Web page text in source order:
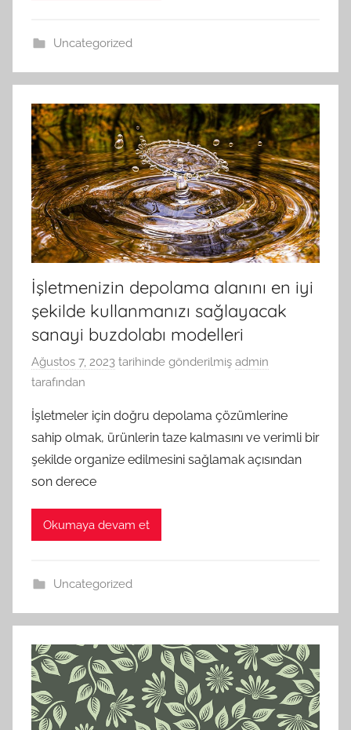
Uncategorized
İşletmenizin depolama alanını en iyi
şekilde kullanmanızı sağlayacak
sanayi buzdolabı modelleri
Ağustos 7, 2023 tarihinde gönderilmiş admin
tarafından
İşletmeler için doğru depolama çözümlerine
sahip olmak, ürünlerin taze kalmasını ve verimli bir
şekilde organize edilmesini sağlamak açısından
son derece
Okumaya devam et
Uncategorized